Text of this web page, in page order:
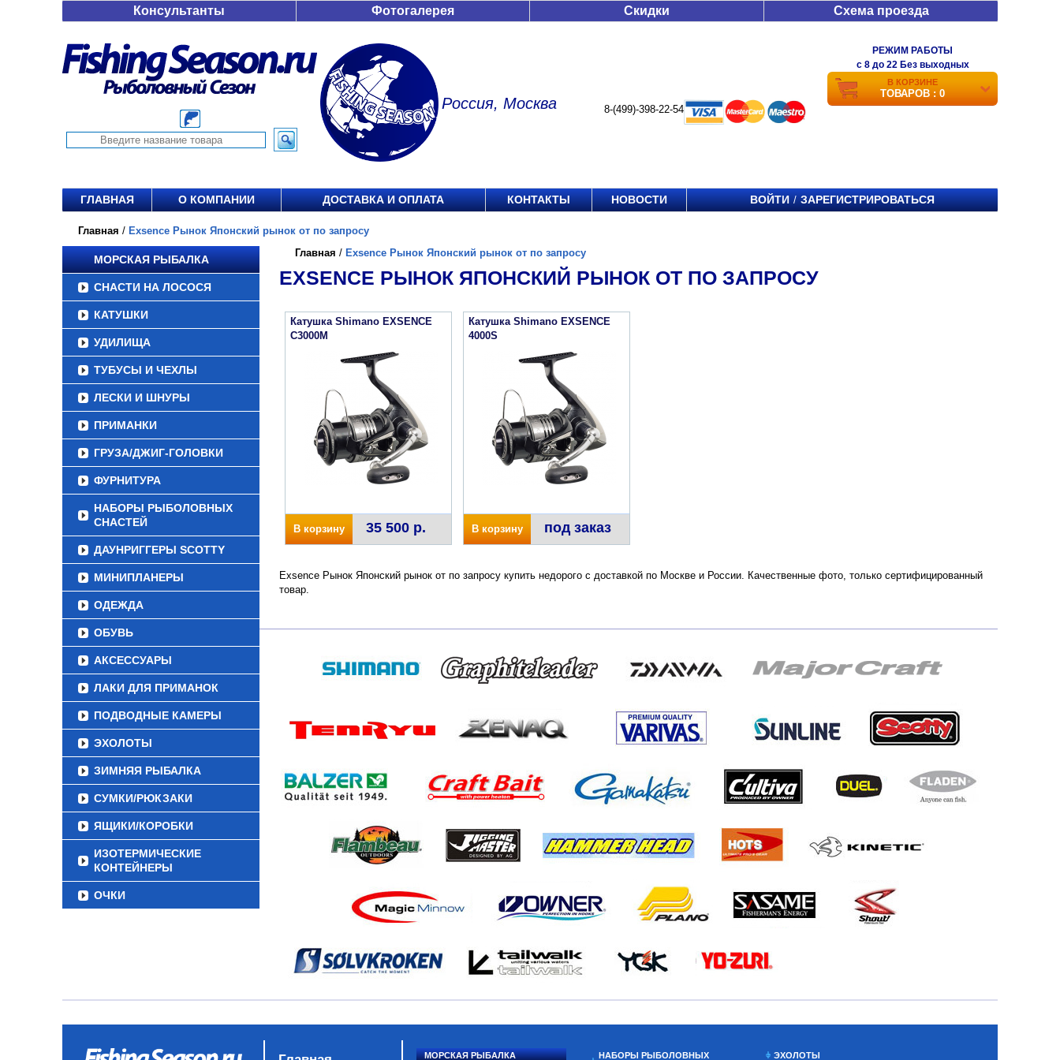
Консультанты Фотогалерея Скидки Схема проезда
Россия, Москва 8-(499)-398-22-54
РЕЖИМ РАБОТЫ
c 8 до 22 Без выходных
В КОРЗИНЕ
ТОВАРОВ : 0
ГЛАВНАЯ О КОМПАНИИ ДОСТАВКА И ОПЛАТА КОНТАКТЫ НОВОСТИ ВОЙТИ / ЗАРЕГИСТРИРОВАТЬСЯ
Главная / Exsence Рынок Японский рынок от по запросу
МОРСКАЯ РЫБАЛКА
СНАСТИ НА ЛОСОСЯ
КАТУШКИ
УДИЛИЩА
ТУБУСЫ И ЧЕХЛЫ
ЛЕСКИ И ШНУРЫ
ПРИМАНКИ
ГРУЗА/ДЖИГ-ГОЛОВКИ
ФУРНИТУРА
НАБОРЫ РЫБОЛОВНЫХ
СНАСТЕЙ
ДАУНРИГГЕРЫ SCOTTY
МИНИПЛАНЕРЫ
ОДЕЖДА
ОБУВЬ
АКСЕССУАРЫ
ЛАКИ ДЛЯ ПРИМАНОК
ПОДВОДНЫЕ КАМЕРЫ
ЭХОЛОТЫ
ЗИМНЯЯ РЫБАЛКА
СУМКИ/РЮКЗАКИ
ЯЩИКИ/КОРОБКИ
ИЗОТЕРМИЧЕСКИЕ
КОНТЕЙНЕРЫ
ОЧКИ
Главная / Exsence Рынок Японский рынок от по запросу
EXSENCE РЫНОК ЯПОНСКИЙ РЫНОК ОТ ПО ЗАПРОСУ
Катушка Shimano EXSENCE
C3000M
В корзину 35 500 р.
Катушка Shimano EXSENCE
4000S
В корзину под заказ
Exsence Рынок Японский рынок от по запросу купить недорого с доставкой по Москве и России. Качественные фото, только сертифицированный
товар.
МОРСКАЯ РЫБАЛКА НАБОРЫ РЫБОЛОВНЫХ ЭХОЛОТЫ